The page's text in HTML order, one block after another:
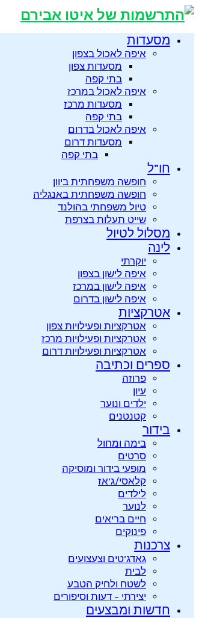
מסעדות
איפה לאכול בצפון
מסעדות צפון
בתי קפה
איפה לאכול במרכז
מסעדות מרכז
בתי קפה
איפה לאכול בדרום
מסעדות דרום
בתי קפה
חו”ל
חופשה משפחתית ביוון
חופשה משפחתית באנגליה
טיול משפחתי בהולנד
שייט תעלות בצרפת
מסלול לטיול
לינה
יוקרתי
איפה לישון בצפון
איפה לישון במרכז
איפה לישון בדרום
אטרקציות
אטרקציות ופעילויות צפון
אטרקציות ופעילויות מרכז
אטרקציות ופעילויות דרום
ספרים וכתיבה
פרוזה
עיון
ילדים ונוער
קטנטנים
בידור
בימה ומחול
סרטים
מופעי בידור ומוסיקה
קלאסי/ג’אז
לילדים
לנוער
חיים בריאים
פינוקים
צרכנות
גאדג’טים וצעצועים
לבית
לשטח ולחיק הטבע
יצירתי – דעות וסיפורים
חדשות ומבצעים